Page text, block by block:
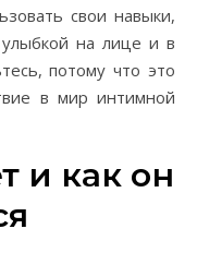
свои навыки,
на лице и в
потому что это
в мир интимной
и как он